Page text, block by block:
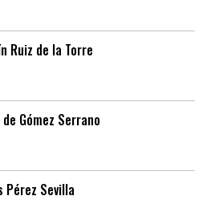
Ruiz de la Torre
Gómez Serrano
Pérez Sevilla